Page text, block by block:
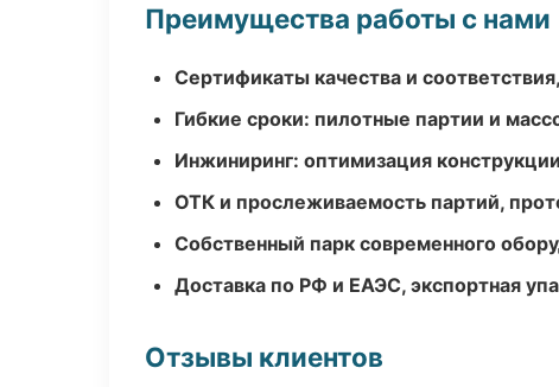
Преимущества работы с нами
Сертификаты качества и
Гибкие сроки: пилотные партии и
Инжиниринг: оптимизация
ОТК и прослеживаемость партий,
Собственный парк современного
Доставка по РФ и ЕАЭС, экспортная
Отзывы клиентов